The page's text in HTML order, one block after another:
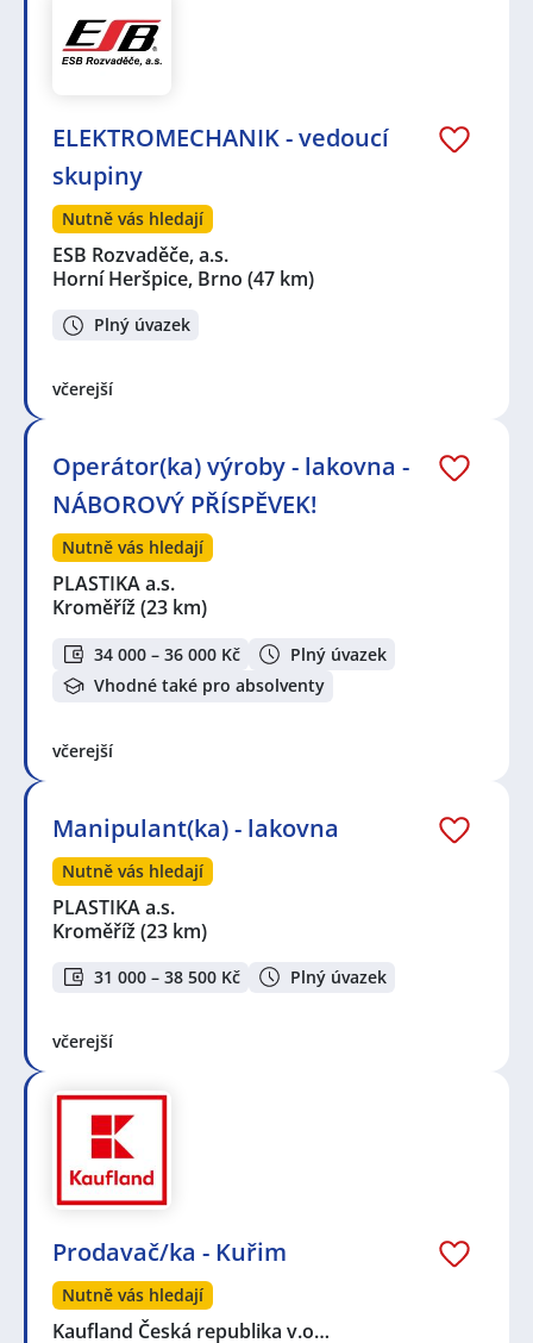
ELEKTROMECHANIK - vedoucí
skupiny
Nutně vás hledají
ESB Rozvaděče, a.s.
Horní Heršpice, Brno (47 km)
Plný úvazek
včerejší
Operátor(ka) výroby - lakovna -
NÁBOROVÝ PŘÍSPĚVEK!
Nutně vás hledají
PLASTIKA a.s.
Kroměříž (23 km)
34 000 – 36 000 Kč
Plný úvazek
Vhodné také pro absolventy
včerejší
Manipulant(ka) - lakovna
Nutně vás hledají
PLASTIKA a.s.
Kroměříž (23 km)
31 000 – 38 500 Kč Plný úvazek
včerejší
Prodavač/ka - Kuřim
Nutně vás hledají
Kaufland Česká republika v.o…